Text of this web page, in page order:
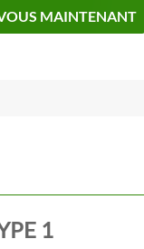
MAINTENANT
1